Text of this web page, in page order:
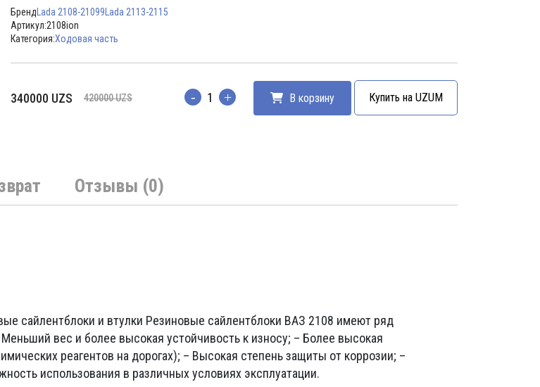
Бренд Lada 2108-21099 Lada 2113-2115
Артикул:2108ion
Категория:Ходовая часть
420000UZS
Первоначальная
340000 UZS
Текущая
Количество В корзину Купить на UZUM
Отзывы (0)
сайлентблоки и втулки Резиновые сайлентблоки ВАЗ 2108 имеют ряд
вес и более высокая устойчивость к износу; – Более высокая
реагентов на дорогах); – Высокая степень защиты от коррозии; –
использования в различных условиях эксплуатации.